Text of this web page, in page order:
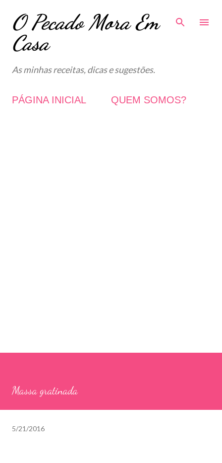
Avançar para o conteúdo principal
O Pecado Mora Em
Casa
As minhas receitas, dicas e sugestões.
PÁGINA INICIAL QUEM SOMOS?
Massa gratinada
5/21/2016